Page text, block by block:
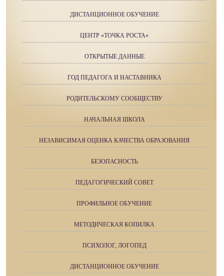
ДИСТАНЦИОННОЕ ОБУЧЕНИЕ
ЦЕНТР «ТОЧКА РОСТА»
ОТКРЫТЫЕ ДАННЫЕ
ГОД ПЕДАГОГА И НАСТАВНИКА
РОДИТЕЛЬСКОМУ СООБЩЕСТВУ
НАЧАЛЬНАЯ ШКОЛА
НЕЗАВИСИМАЯ ОЦЕНКА КАЧЕСТВА ОБРАЗОВАНИЯ
БЕЗОПАСНОСТЬ
ПЕДАГОГИЧЕСКИЙ СОВЕТ
ПРОФИЛЬНОЕ ОБУЧЕНИЕ
МЕТОДИЧЕСКАЯ КОПИЛКА
ПСИХОЛОГ, ЛОГОПЕД
ДИСТАНЦИОННОЕ ОБУЧЕНИЕ